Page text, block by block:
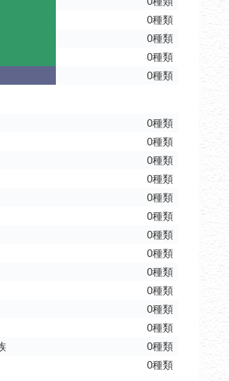
0種類
0種類
0種類
0種類
0種類
0種類
0種類
0種類
0種類
0種類
0種類
0種類
0種類
0種類
0種類
0種類
0種類
0種類